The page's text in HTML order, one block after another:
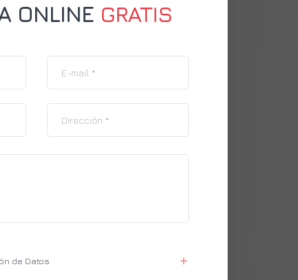
ONLINE GRATIS
de Datos